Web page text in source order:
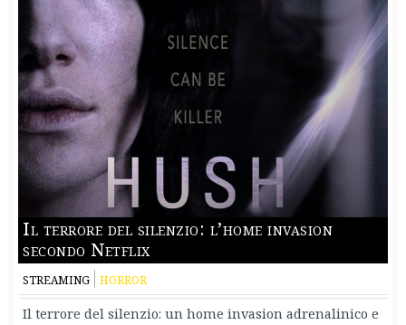
Il terrore del silenzio: l’home invasion
secondo Netflix
STREAMING HORROR
Il terrore del silenzio: un home invasion adrenalinico e